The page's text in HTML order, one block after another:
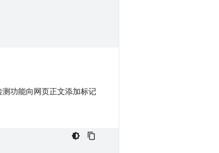
功能向网页正文添加标记